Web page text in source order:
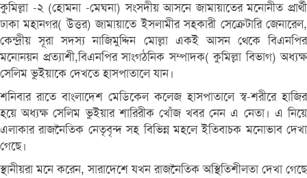
কুমিল্লা -২ (হোমনা -মেঘনা) সংসদীয় আসনে জামায়াতের মনোনীত প্রার্থী
ঢাকা মহানগর( উত্তর) জামায়াতে ইসলামীর সহকারী সেক্রেটারি জেনারেল,
কেন্দ্রীয় সূরা সদস্য নাজিমুদ্দিন মোল্লা একই আসন থেকে বিএনপির
মনোনয়ন প্রত্যাশী,বিএনপির সাংগঠনিক সম্পাদক( কুমিল্লা বিভাগ) অধ্যক্ষ
সেলিম ভুইয়াকে দেখতে হাসপাতালে যান।
শনিবার রাতে বাংলাদেশ মেডিকেল কলেজ হাসপাতালে স্ব-শরীরে হাজির
হয়ে অধ্যক্ষ সেলিম ভুইয়ার শারিরীক খোঁজ খবর নেন এ নেতা। এ নিয়ে
এলাকার রাজনৈতিক নেতৃবৃন্দ সহ বিভিন্ন মহলে ইতিবাচক মনোভাব দেখা
গেছে।
স্থানীয়রা মনে করেন, সারাদেশে যখন রাজনৈতিক অস্থিতিশীলতা দেখা গেছে